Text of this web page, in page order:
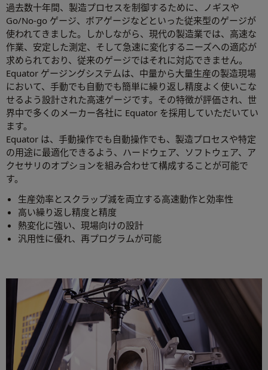
過去数十年間、製造プロセスを制御するために、ノギスや
Go/No-go ゲージ、ボアゲージなどといった従来型のゲージが
使われてきました。しかしながら、現代の製造業では、高速な
作業、安定した測定、そして急速に変化するニーズへの適応が
求められており、従来のゲージではそれに対応できません。
Equator ゲージングシステムは、中量から大量生産の製造現場
において、手動でも自動でも簡単に繰り返し精度よく使いこな
せるよう設計された高速ゲージです。その特徴が評価され、世
界中で多くのメーカー各社に Equator を採用していただいてい
ます。
Equator は、手動操作でも自動操作でも、製造プロセスや特定
の用途に最適化できるよう、ハードウェア、ソフトウェア、ア
クセサリのオプションを組み合わせて構成することが可能で
す。
生産効率とスクラップ減を両立する高速動作と効率性
高い繰り返し精度と精度
熱変化に強い、現場向けの設計
汎用性に優れ、再プログラムが可能